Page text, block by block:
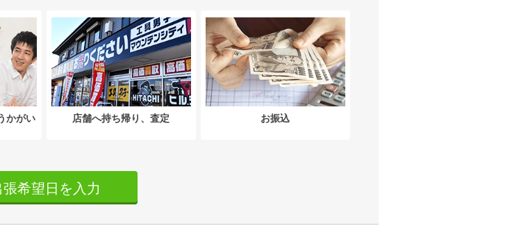
かがい
店舗へ持ち帰り、査定 お振込
張希望日を入力